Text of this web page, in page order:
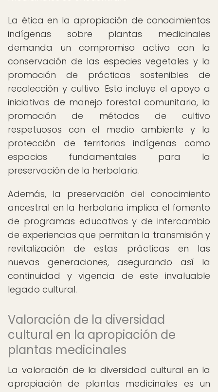
La ética en la apropiación de conocimientos
indígenas sobre plantas medicinales
demanda un compromiso activo con la
conservación de las especies vegetales y la
promoción de prácticas sostenibles de
recolección y cultivo. Esto incluye el apoyo a
iniciativas de manejo forestal comunitario, la
promoción de métodos de cultivo
respetuosos con el medio ambiente y la
protección de territorios indígenas como
espacios fundamentales para la
preservación de la herbolaria.
Además, la preservación del conocimiento
ancestral en la herbolaria implica el fomento
de programas educativos y de intercambio
de experiencias que permitan la transmisión y
revitalización de estas prácticas en las
nuevas generaciones, asegurando así la
continuidad y vigencia de este invaluable
legado cultural.
Valoración de la diversidad
cultural en la apropiación de
plantas medicinales
La valoración de la diversidad cultural en la
apropiación de plantas medicinales es un